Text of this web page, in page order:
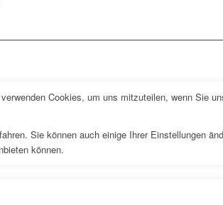
Cookies, um uns mitzuteilen, wenn Sie
Sie können auch einige Ihrer Einstellungen
können.